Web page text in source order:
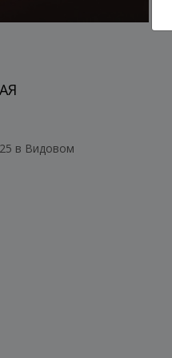
в Видовом